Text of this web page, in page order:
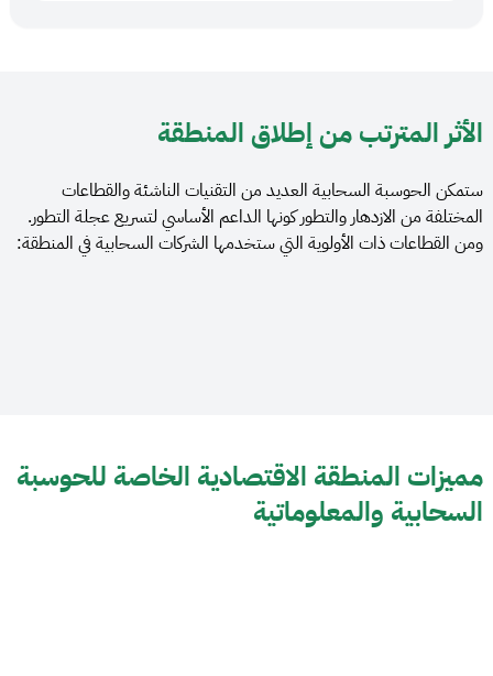
الأثر المترتب من إطلاق المنطقة
ستمكن الحوسبة السحابية العديد من التقنيات الناشئة والقطاعات
المختلفة من الازدهار والتطور كونها الداعم الأساسي لتسريع عجلة التطور.
ومن القطاعات ذات الأولوية التي ستخدمها الشركات السحابية في المنطقة:
مميزات المنطقة الاقتصادية الخاصة للحوسبة
السحابية والمعلوماتية